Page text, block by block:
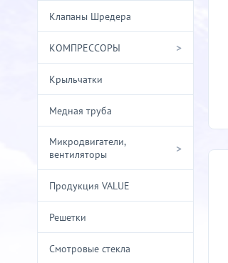
Клапаны Шредера
КОМПРЕССОРЫ >
Крыльчатки
Медная труба
Микродвигатели,
вентиляторы
>
Продукция VALUE
Решетки
Смотровые стекла